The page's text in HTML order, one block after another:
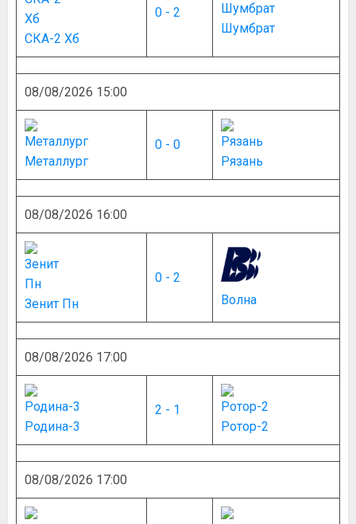
СКА-2 Хб
0 - 2
Шумбрат
08/08/2026 15:00
Металлург
0 - 0
Рязань
08/08/2026 16:00
Зенит Пн
0 - 2
Волна
08/08/2026 17:00
Родина-3
2 - 1
Ротор-2
08/08/2026 17:00